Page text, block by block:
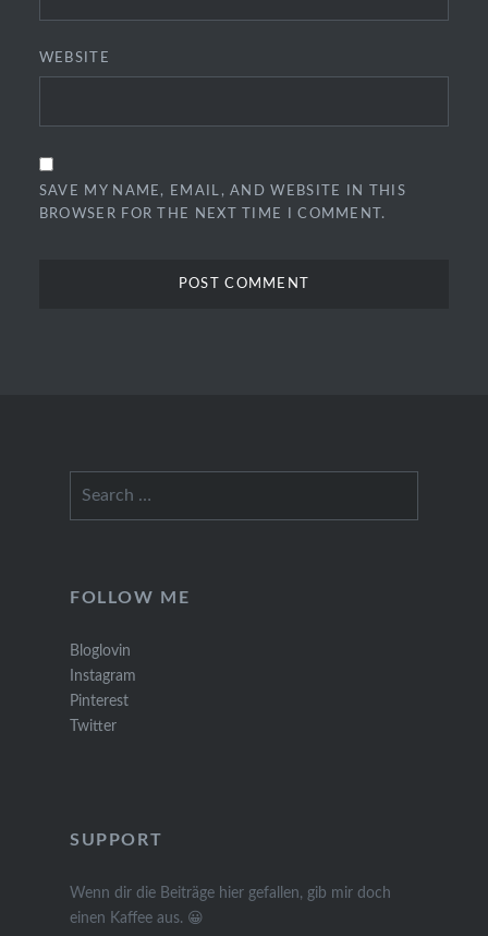
WEBSITE
SAVE MY NAME, EMAIL, AND WEBSITE IN THIS
BROWSER FOR THE NEXT TIME I COMMENT.
FOLLOW ME
Bloglovin
Instagram
Pinterest
Twitter
SUPPORT
Wenn dir die Beiträge hier gefallen, gib mir doch
einen Kaffee aus. 😀